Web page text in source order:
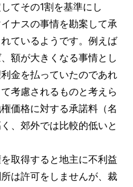
てその1割を基準にし
ナスの事情を勘案して承
ているようです。例えば
額が大きくなる事情とし
金を払っていたのであれ
考慮されるものと考えら
価格に対する承諾料（名
、郊外では比較的低いと
取得すると地主に不利益
は許可をしませんが、裁